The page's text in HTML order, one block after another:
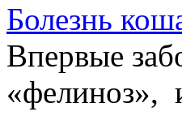
Болезнь
Впервые
«фелиноз»,